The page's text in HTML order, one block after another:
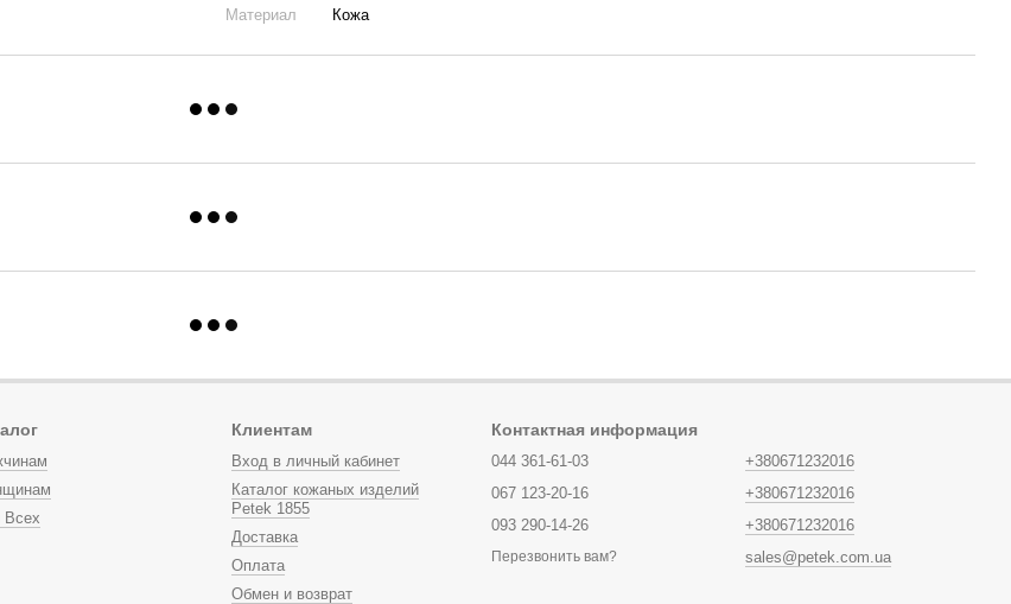
Материал Кожа
Клиентам
Вход в личный кабинет
Каталог кожаных изделий
Petek 1855
Доставка
Оплата
Обмен и возврат
Контактная информация
044 361-61-03
067 123-20-16
093 290-14-26
Перезвонить вам?
+380671232016
+380671232016
+380671232016
sales@petek.com.ua